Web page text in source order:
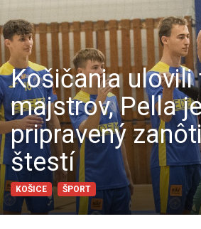
Košičania ulovili
majstrov, Pella je
pripravený
štestí
KOŠICE ŠPORT